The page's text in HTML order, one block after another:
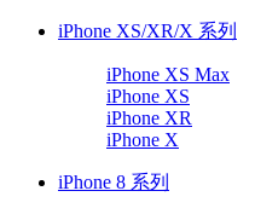
iPhone XS/XR/X 系列
iPhone XS Max
iPhone XS
iPhone XR
iPhone X
iPhone 8 系列